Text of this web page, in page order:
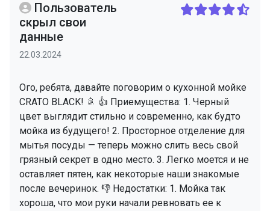
Пользователь
скрыл свои
данные
22.03.2024
Ого, ребята, давайте поговорим о кухонной мойке
CRATO BLACK! 🚿 👍 Приемущества: 1. Черный
цвет выглядит стильно и современно, как будто
мойка из будущего! 2. Просторное отделение для
мытья посуды — теперь можно слить весь свой
грязный секрет в одно место. 3. Легко моется и не
оставляет пятен, как некоторые наши знакомые
после вечеринок. 👎 Недостатки: 1. Мойка так
хороша, что мои руки начали ревновать ее к